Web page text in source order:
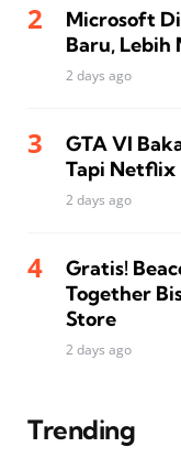
Microsoft
Baru, Lebih
2 days ago
GTA VI
Tapi Netflix
2 days ago
Gratis!
Together
Store
2 days ago
Trending